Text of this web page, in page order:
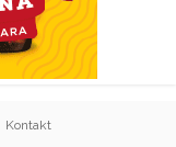
Kontakt